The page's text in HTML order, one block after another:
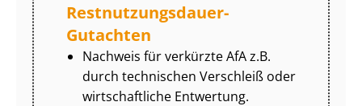
Rest­nut­zungs­dau­er-
Gutachten
Nachweis für verkürzte AfA z.B.
durch technischen Verschleiß oder
wirtschaftliche Entwertung.